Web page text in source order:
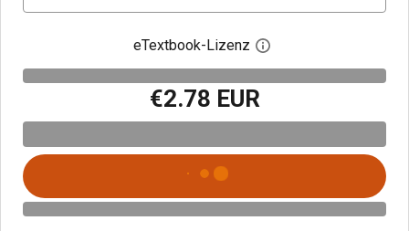
eTextbook-Lizenz Digitalen
€2.78 EUR